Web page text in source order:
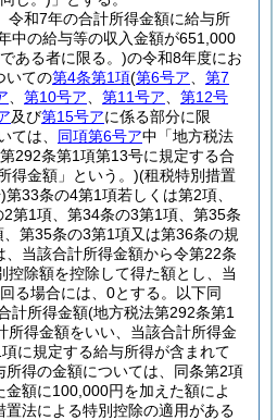
令和7年の合計所得金額に給与所
中の給与等の収入金額が651,000
ある者に限る。)の令和8年度にお
いての第4条第1項(第6号ア
第7
第10号ア 第11号ア
第12号
及び第15号アに係る部分に限
ては、 同項第6号ア中「地方税法
第292条第1項第13号に規定する合
得金額」という。)(租税特別措置
第33条の4第1項若しくは第2項、
第1項、第34条の3第1項、第35条
第35条の3第1項又は第36条の規
、当該合計所得金額から令第22条
控除額を控除して得た額とし、当
る場合には、0とする。以下同
計所得金額(地方税法第292条第1
所得金額をいい、当該合計所得金
に規定する給与所得が含まれて
所得の金額については、同条第2項
額に100,000円を加えた額によ
置法による特別控除の適用がある